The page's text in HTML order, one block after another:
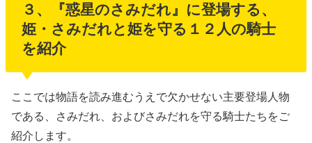
３、『惑星のさみだれ』に登場する、
姫・さみだれと姫を守る１２人の騎士
を紹介
ここでは物語を読み進むうえで欠かせない主要登場人物
である、さみだれ、およびさみだれを守る騎士たちをご
紹介します。